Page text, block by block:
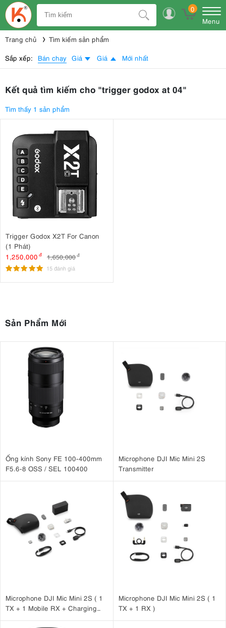
0
Menu
Trang chủ Tìm kiếm sản phẩm
Sắp xếp: Bán chạy Giá Giá Mới nhất
Kết quả tìm kiếm cho "trigger godox at 04"
Tìm thấy 1 sản phẩm
Trigger Godox X2T For Canon
(1 Phát)
1,250,000 đ 1,650,000đ
15 đánh giá
Sản Phẩm Mới
Ống kính Sony FE 100-400mm
F5.6-8 OSS / SEL 100400
Microphone DJI Mic Mini 2S
Transmitter
Microphone DJI Mic Mini 2S ( 1
TX + 1 Mobile RX + Charging
Microphone DJI Mic Mini 2S ( 1
TX + 1 RX )